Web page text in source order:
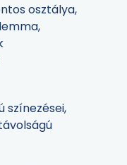
osztálya,
színezései,